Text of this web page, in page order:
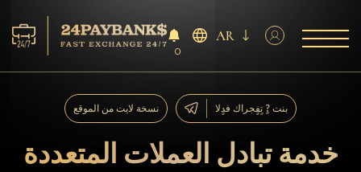
الخدمات
افاحتٍاظٍات
0
AR
خدمة تبادل العملات المتعددة
نسخة لايت من الموقع بنت ?ٍ تٍفٍجراك فدٍلا